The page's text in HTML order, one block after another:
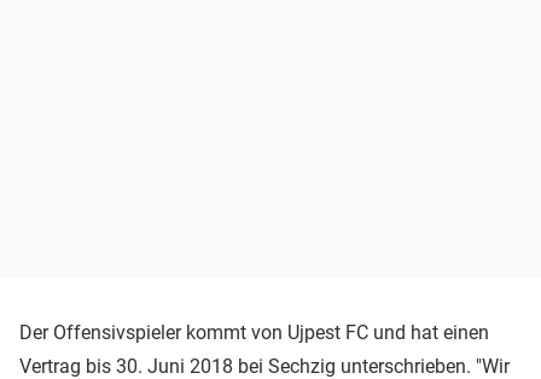
Der Offensivspieler kommt von Ujpest FC und hat einen
Vertrag bis 30. Juni 2018 bei Sechzig unterschrieben. "Wir